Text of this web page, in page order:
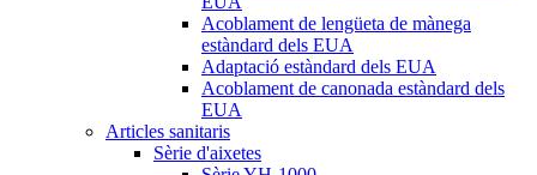
Acoblament de lengüeta de mànega
estàndard dels EUA
Adaptació estàndard dels EUA
Acoblament de canonada estàndard dels
EUA
Articles sanitaris
Sèrie d'aixetes